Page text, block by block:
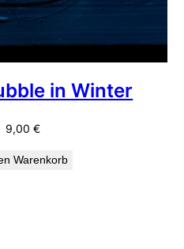
in Winter
9,00€
Warenkorb